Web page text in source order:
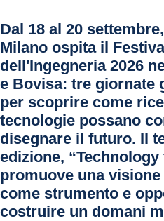
Dal 18 al 20
Milano ospita il
dell'Ingegneria 2026
e Bovisa: tre giornate
per scoprire come
tecnologie possano
disegnare il futuro. Il
edizione,
promuove una
come strumento e
costruire un domani